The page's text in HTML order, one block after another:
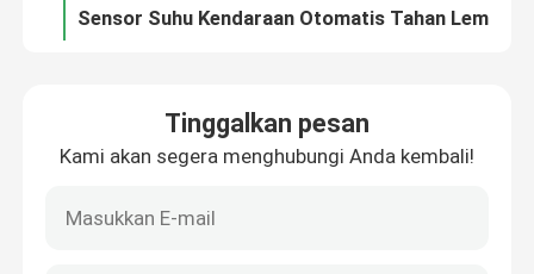
Hubungi Kami
10K3950 Mono DC Audio Temperature Probe NTC Sensor termistor
Tinggalkan pesan
Kami akan segera menghubungi Anda kembali!